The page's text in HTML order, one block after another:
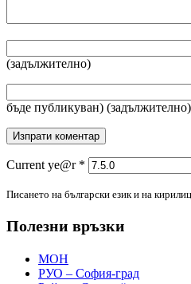
(задължително)
бъде публикуван) (задължително)
Current ye@r *
Писането на български език и на
Полезни връзки
МОН
РУО – София-град